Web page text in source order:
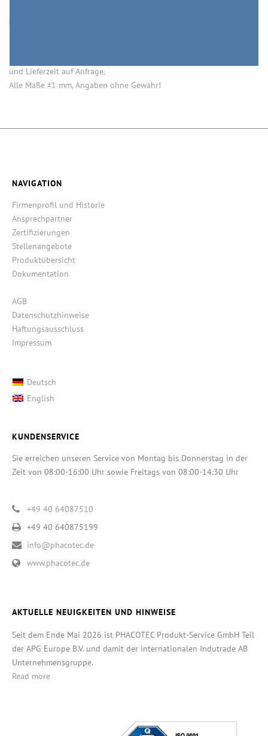
HINWEISE
und Lieferzeit auf Anfrage.
Alle Maße ±1 mm, Angaben ohne Gewähr!
NAVIGATION
Firmenprofil und Historie
Ansprechpartner
Zertifizierungen
Stellenangebote
Produktübersicht
Dokumentation
AGB
Datenschutzhinweise
Haftungsausschluss
Impressum
Deutsch
English
KUNDENSERVICE
Sie erreichen unseren Service von Montag bis Donnerstag in der
Zeit von 08:00-16:00 Uhr sowie Freitags von 08:00-14:30 Uhr
+49 40 64087510
+49 40 640875199
info@phacotec.de
www.phacotec.de
AKTUELLE NEUIGKEITEN UND HINWEISE
Seit dem Ende Mai 2026 ist PHACOTEC Produkt-Service GmbH Teil
der APG Europe B.V. und damit der internationalen Indutrade AB
Unternehmensgruppe.
Read more